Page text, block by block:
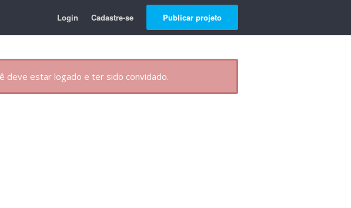
Login Cadastre-se Publicar projeto
deve estar logado e ter sido convidado.